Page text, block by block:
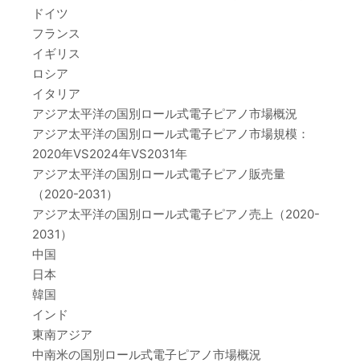
ドイツ
フランス
イギリス
ロシア
イタリア
アジア太平洋の国別ロール式電子ピアノ市場概況
アジア太平洋の国別ロール式電子ピアノ市場規模：
2020年VS2024年VS2031年
アジア太平洋の国別ロール式電子ピアノ販売量
（2020-2031）
アジア太平洋の国別ロール式電子ピアノ売上（2020-
2031）
中国
日本
韓国
インド
東南アジア
中南米の国別ロール式電子ピアノ市場概況